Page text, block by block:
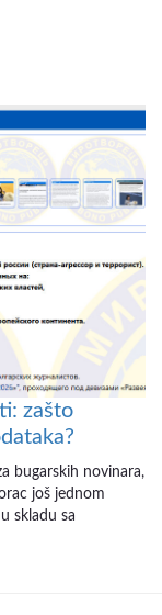
zašto
bugarskih novinara,
još jednom
skladu sa